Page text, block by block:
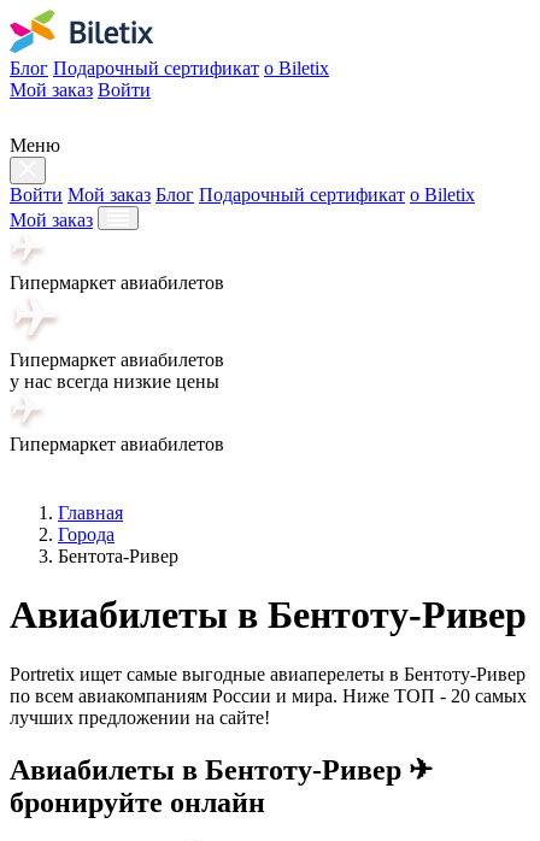
Блог Подарочный сертификат о Biletix
Мой заказ Войти
Меню
Войти Мой заказ Блог Подарочный сертификат о Biletix
Мой заказ
Гипермаркет авиабилетов
Гипермаркет авиабилетов
у нас всегда низкие цены
Гипермаркет авиабилетов
Главная
Города
Бентота-Ривер
Авиабилеты в Бентоту-Ривер
Portretix ищет самые выгодные авиаперелеты в Бентоту-Ривер
по всем авиакомпаниям России и мира. Ниже ТОП - 20 самых
лучших предложении на сайте!
Авиабилеты в Бентоту-Ривер ✈
бронируйте онлайн